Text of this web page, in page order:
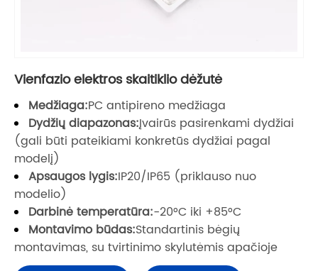
Vienfazio elektros skaitiklio dėžutė
Medžiaga:PC antipireno medžiaga
Dydžių diapazonas:Įvairūs pasirenkami dydžiai
(gali būti pateikiami konkretūs dydžiai pagal
modelį)
Apsaugos lygis:IP20/IP65 (priklauso nuo
modelio)
Darbinė temperatūra:-20°C iki +85°C
Montavimo būdas:Standartinis bėgių
montavimas, su tvirtinimo skylutėmis apačioje